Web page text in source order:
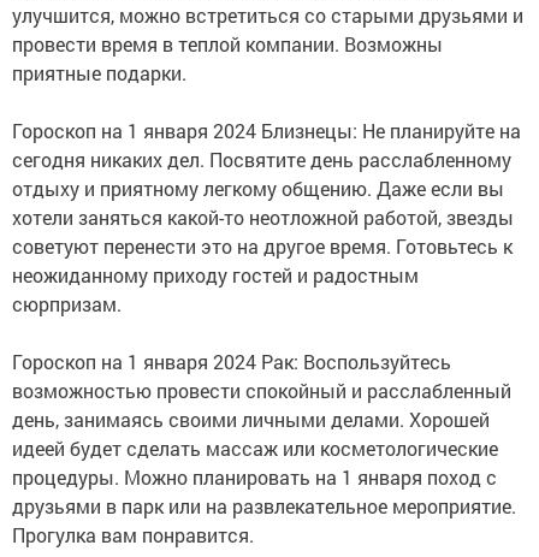
улучшится, можно встретиться со старыми друзьями и
провести время в теплой компании. Возможны
приятные подарки.
Гороскоп на 1 января 2024 Близнецы: Не планируйте на
сегодня никаких дел. Посвятите день расслабленному
отдыху и приятному легкому общению. Даже если вы
хотели заняться какой-то неотложной работой, звезды
советуют перенести это на другое время. Готовьтесь к
неожиданному приходу гостей и радостным
сюрпризам.
Гороскоп на 1 января 2024 Рак: Воспользуйтесь
возможностью провести спокойный и расслабленный
день, занимаясь своими личными делами. Хорошей
идеей будет сделать массаж или косметологические
процедуры. Можно планировать на 1 января поход с
друзьями в парк или на развлекательное мероприятие.
Прогулка вам понравится.